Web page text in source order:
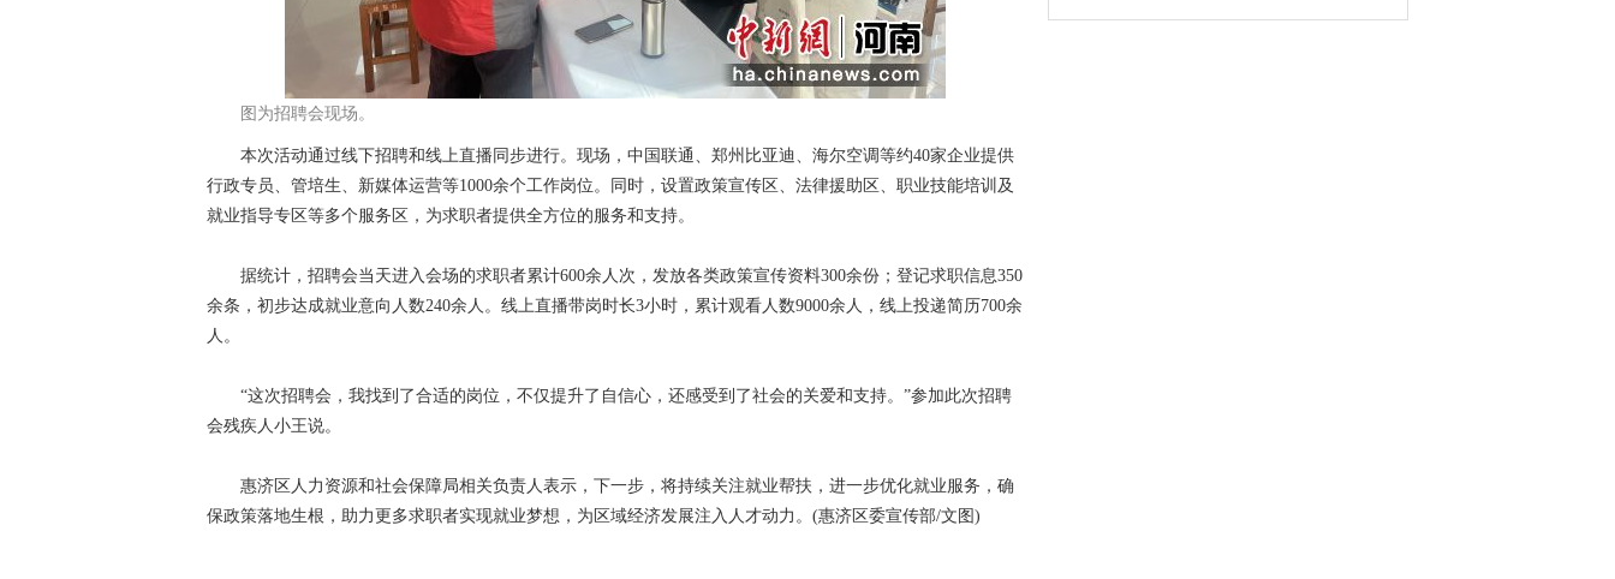
图为招聘会现场。
本次活动通过线下招聘和线上直播同步进行。现场，中国联通、郑州比亚迪、海尔空调等约40家企业提供
行政专员、管培生、新媒体运营等1000余个工作岗位。同时，设置政策宣传区、法律援助区、职业技能培训及
就业指导专区等多个服务区，为求职者提供全方位的服务和支持。
据统计，招聘会当天进入会场的求职者累计600余人次，发放各类政策宣传资料300余份；登记求职信息350
余条，初步达成就业意向人数240余人。线上直播带岗时长3小时，累计观看人数9000余人，线上投递简历700余
人。
“这次招聘会，我找到了合适的岗位，不仅提升了自信心，还感受到了社会的关爱和支持。”参加此次招聘
会残疾人小王说。
惠济区人力资源和社会保障局相关负责人表示，下一步，将持续关注就业帮扶，进一步优化就业服务，确
保政策落地生根，助力更多求职者实现就业梦想，为区域经济发展注入人才动力。(惠济区委宣传部/文图)